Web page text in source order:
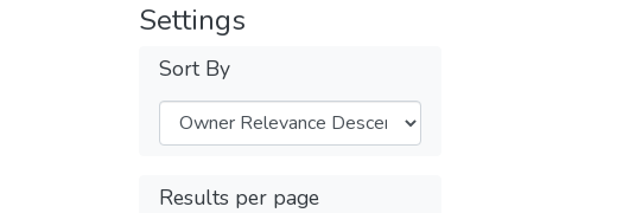
Settings
Sort By
Results per page